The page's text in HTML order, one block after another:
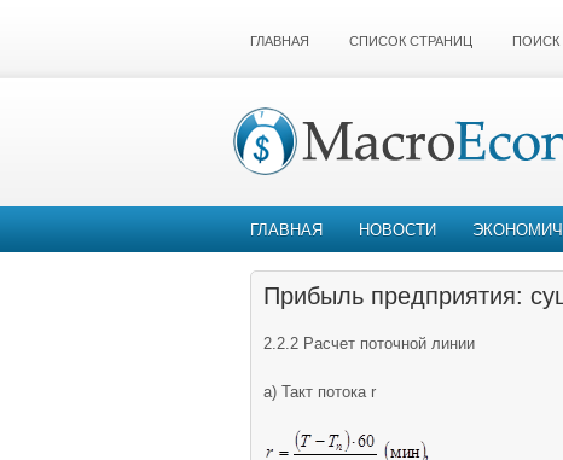
ГЛАВНАЯ СПИСОК СТРАНИЦ ПОИСК
ГЛАВНАЯ НОВОСТИ
Прибыль предприятия:
2.2.2 Расчет поточной линии
а) Такт потока r